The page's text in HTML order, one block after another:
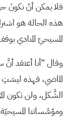
فلا يمكن أنْ نكونَ
هذه الحالة هو
المسيحيّ المنادي
وقال “أنا أعتقد
الماضي، فهذه ليسَتِ
الشَّكل، ولن تكون
ومؤسَّساتنا